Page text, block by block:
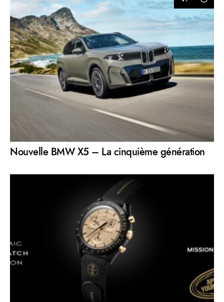
Nouvelle BMW X5 – La cinquième génération